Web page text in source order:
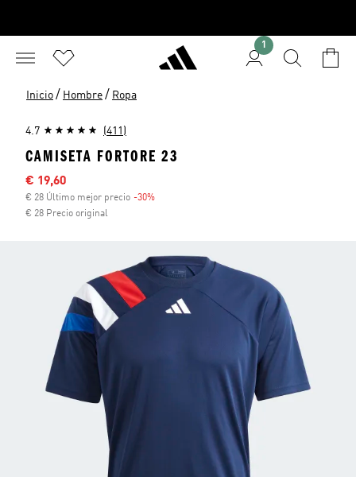
1
Inicio / Hombre / Ropa
4.7 (411)
CAMISETA FORTORE 23
Precio rebajado
€ 19,60
€ 28 Último mejor precio -30%
€ 28 Precio original